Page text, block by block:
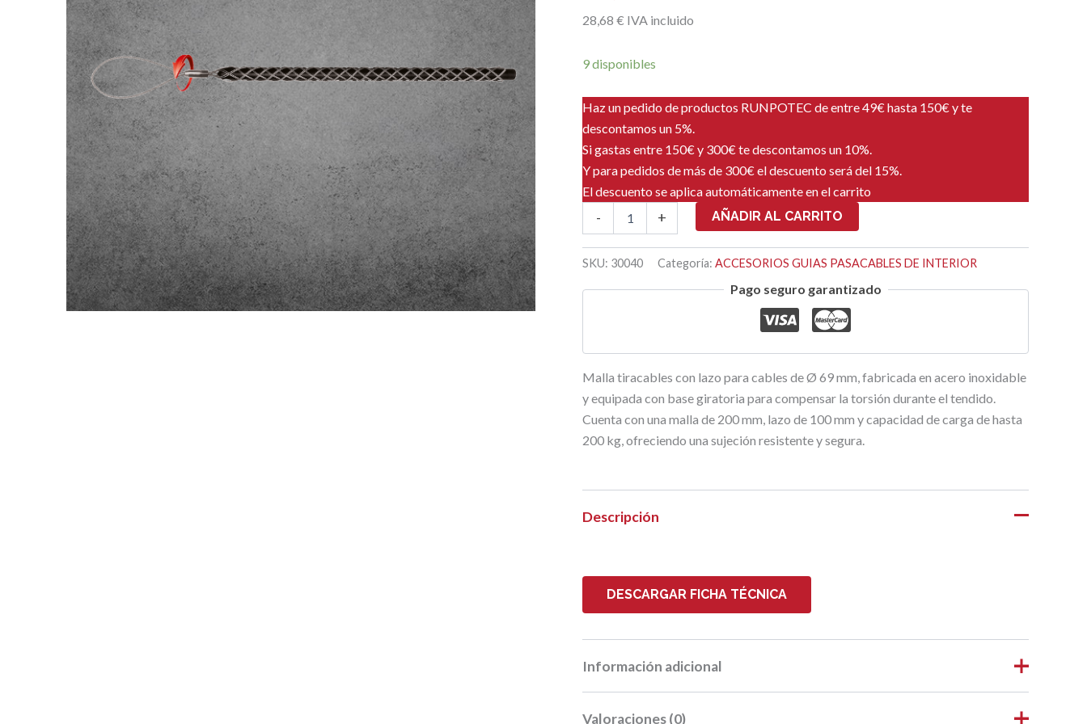
28 ,68 € IVA incluido
9 disponibles
Haz un pedido de productos RUNPOTEC de entre 49€ hasta 150€ y te
descontamos un 5%.
Si gastas entre 150€ y 300€ te descontamos un 10%.
Y para pedidos de más de 300€ el descuento será del 15%.
El descuento se aplica automáticamente en el carrito
-
TIRACABLES
LAZO
9mm
+ AÑADIR AL CARRITO
SKU: 30040 Categoría: ACCESORIOS GUIAS PASACABLES DE INTERIOR
Pago seguro garantizado
Malla tiracables con lazo para cables de Ø 69 mm, fabricada en acero inoxidable
y equipada con base giratoria para compensar la torsión durante el tendido.
Cuenta con una malla de 200 mm, lazo de 100 mm y capacidad de carga de hasta
200 kg, ofreciendo una sujeción resistente y segura.
Descripción
DESCARGAR FICHA TÉCNICA
Información adicional
Valoraciones (0)